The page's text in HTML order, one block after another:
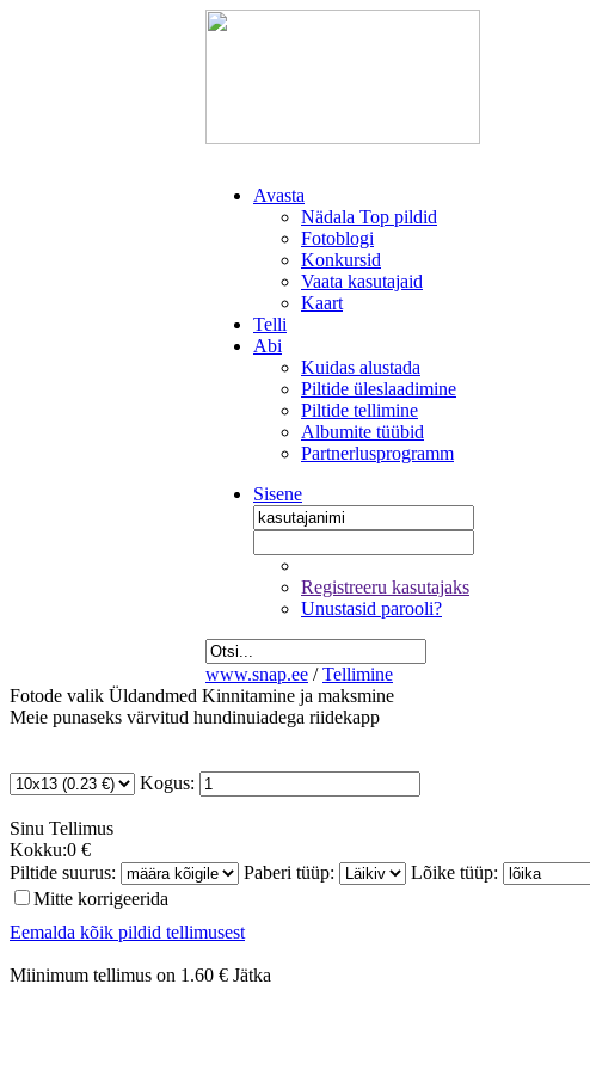
Avasta
Nädala Top pildid
Fotoblogi
Konkursid
Vaata kasutajaid
Kaart
Telli
Abi
Kuidas alustada
Piltide üleslaadimine
Piltide tellimine
Albumite tüübid
Partnerlusprogramm
Sisene
Registreeru kasutajaks
Unustasid parooli?
www.snap.ee / Tellimine
Fotode valik Üldandmed Kinnitamine ja maksmine
Meie punaseks värvitud hundinuiadega riidekapp
Kogus:
Sinu Tellimus
Kokku:0 €
Piltide suurus:
Paberi tüüp: Lõike tüüp:
Mitte korrigeerida
Eemalda kõik pildid tellimusest
Miinimum tellimus on 1.60 € Jätka